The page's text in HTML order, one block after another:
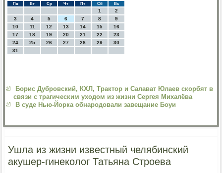
Пн Вт Ср Чт Пт Сб Вс
1
2
3
4 5 6 7 8
9
10
11 12 13 14 15
16
17
18 19 20 21 22
23
24
25 26 27 28 29
30
31
Борис Дубровский, КХЛ, Трактор и Салават Юлаев скорбят в
связи с трагическим уходом из жизни Сергея Михалёва
В суде Нью-Йорка обнародовали завещание Боуи
Ушла из жизни известный челябинский
акушер-гинеколог Татьяна Строева